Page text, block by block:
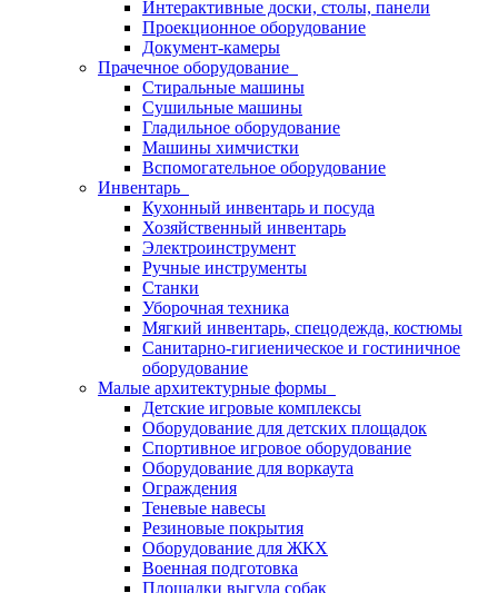
Интерактивные доски, столы, панели
Проекционное оборудование
Документ-камеры
Прачечное оборудование
Стиральные машины
Сушильные машины
Гладильное оборудование
Машины химчистки
Вспомогательное оборудование
Инвентарь
Кухонный инвентарь и посуда
Хозяйственный инвентарь
Электроинструмент
Ручные инструменты
Станки
Уборочная техника
Мягкий инвентарь, спецодежда, костюмы
Санитарно-гигиеническое и гостиничное
оборудование
Малые архитектурные формы
Детские игровые комплексы
Оборудование для детских площадок
Спортивное игровое оборудование
Оборудование для воркаута
Ограждения
Теневые навесы
Резиновые покрытия
Оборудование для ЖКХ
Военная подготовка
Площадки выгула собак